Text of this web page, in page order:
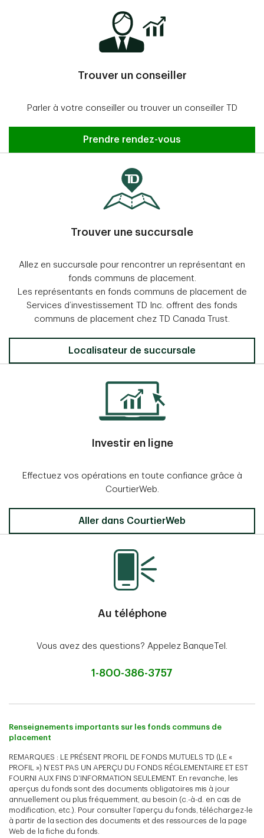
Trouver un conseiller
Parler à votre conseiller ou trouver un conseiller TD
Prendre rendez-vous
Trouver une succursale
Allez en succursale pour rencontrer un représentant en
fonds communs de placement.
Les représentants en fonds communs de placement de
Services d’investissement TD Inc. offrent des fonds
communs de placement chez TD Canada Trust.
Localisateur de succursale
Investir en ligne
Effectuez vos opérations en toute confiance grâce à
CourtierWeb.
Aller dans CourtierWeb
Au téléphone
Vous avez des questions? Appelez BanqueTel.
1-800-386-3757
Renseignements importants sur les fonds communs de
placement
REMARQUES : LE PRÉSENT PROFIL DE FONDS MUTUELS TD (LE «
PROFIL ») N’EST PAS UN APERÇU DU FONDS RÉGLEMENTAIRE ET EST
FOURNI AUX FINS D’INFORMATION SEULEMENT. En revanche, les
aperçus du fonds sont des documents obligatoires mis à jour
annuellement ou plus fréquemment, au besoin (c.-à-d. en cas de
modification, etc.). Pour consulter l’aperçu du fonds, téléchargez-le
à partir de la section des documents et des ressources de la page
Web de la fiche du fonds.